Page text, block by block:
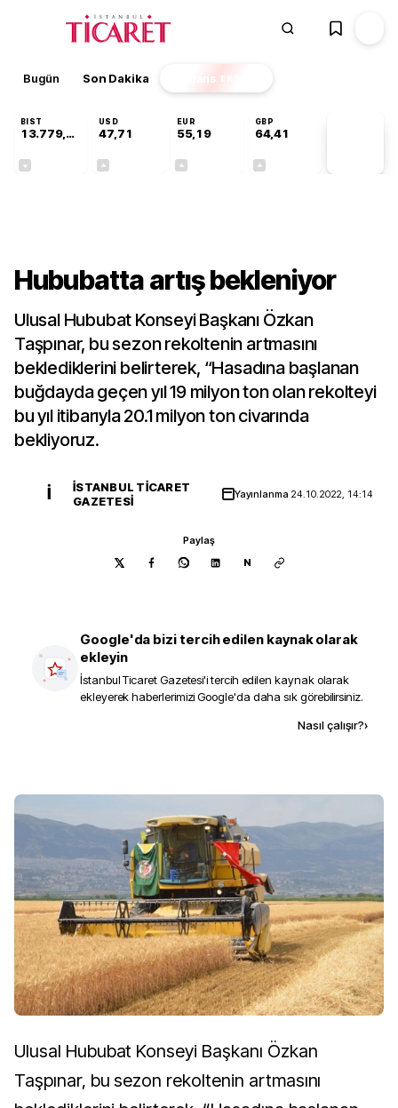
Bugün Son Dakika Finans EKSTRA
BIST
13.779,39
USD
47,71
EUR
55,19
GBP
64,41
Hububatta artış bekleniyor
Ulusal Hububat Konseyi Başkanı Özkan
Taşpınar, bu sezon rekoltenin artmasını
beklediklerini belirterek, “Hasadına başlanan
buğdayda geçen yıl 19 milyon ton olan rekolteyi
bu yıl itibarıyla 20.1 milyon ton civarında
bekliyoruz.
İ
İSTANBUL TICARET
GAZETESI
Yayınlanma 24.10.2022, 14:14
Paylaş
N
Google'da bizi tercih edilen kaynak olarak
ekleyin
İstanbul Ticaret Gazetesi'i tercih edilen kaynak olarak
ekleyerek haberlerimizi Google'da daha sık görebilirsiniz.
Nasıl çalışır?›
Ulusal Hububat Konseyi Başkanı Özkan
Taşpınar, bu sezon rekoltenin artmasını